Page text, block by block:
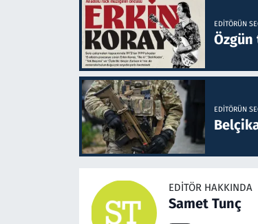
EDITÖRÜN
EDITÖRÜN
EDITÖR HAKKINDA
Samet Tunç